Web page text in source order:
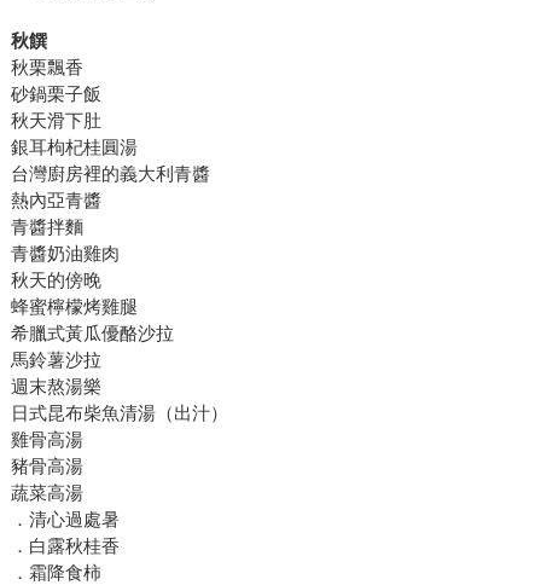
秋饌
秋栗飄香
砂鍋栗子飯
秋天滑下肚
銀耳枸杞桂圓湯
台灣廚房裡的義大利青醬
熱內亞青醬
青醬拌麵
青醬奶油雞肉
秋天的傍晚
蜂蜜檸檬烤雞腿
希臘式黃瓜優酪沙拉
馬鈴薯沙拉
週末熬湯樂
日式昆布柴魚清湯（出汁）
雞骨高湯
豬骨高湯
蔬菜高湯
．清心過處暑
．白露秋桂香
．霜降食柿